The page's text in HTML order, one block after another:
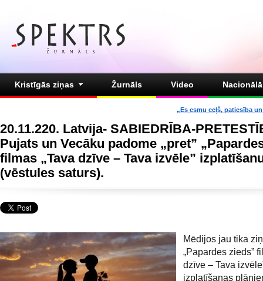
Kristīgās ziņas Žurnāls Video
„Es esmu ceļš, patiesība
20.11.220. Latvija- SABIEDRĪBA-
Pujats un Vecāku padome „pret”
filmas „Tava dzīve – Tava izvēle”
(vēstules saturs).
Mēdijos jau tika
„Papardes zieds”
dzīve – Tava
izplatīšanas